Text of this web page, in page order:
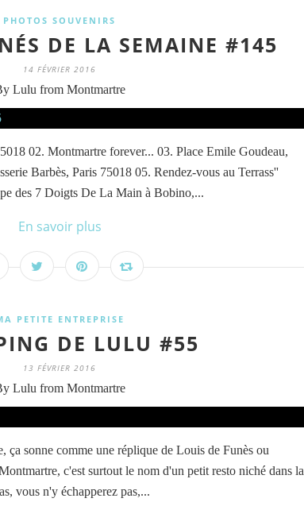
PHOTOS SOUVENIRS
DE LA SEMAINE #145
14 FÉVRIER 2016
Lulu from Montmartre
02. Montmartre forever... 03. Place Emile Goudeau,
Barbès, Paris 75018 05. Rendez-vous au Terrass''
des 7 Doigts De La Main à Bobino,...
En savoir plus
PETITE ENTREPRISE
DE LULU #55
13 FÉVRIER 2016
Lulu from Montmartre
sonne comme une réplique de Louis de Funès ou
c'est surtout le nom d'un petit resto niché dans la
vous n'y échapperez pas,...